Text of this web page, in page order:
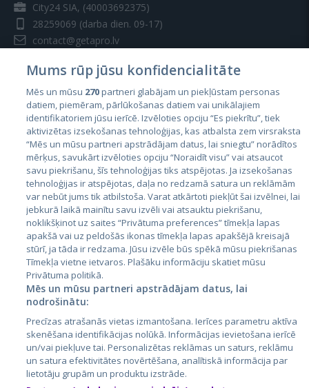
City24 SIA, (40003692375)
28259069 (darba dien. 09-17)
contact@getapro.lv
Valstis
Igaunija
Latvija
Lietuva
City24.lv
City24.ee
GetaPro.lv
GetaPro.ee
Skelbiu.lt
CVbankas.lt
Kainos.lt
Paslaugos.lt
auto24.ee
Mums rūp jūsu konfidencialitāte
Mēs un mūsu 270partneri glabājam un piekļūstam personas
datiem, piemēram, pārlūkošanas datiem vai unikālajiem
identifikatoriem jūsu ierīcē. Izvēloties opciju “Es piekrītu”, tiek
aktivizētas izsekošanas tehnoloģijas, kas atbalsta zem virsraksta
“Mēs un mūsu partneri apstrādājam datus, lai sniegtu” norādītos
mērķus, savukārt izvēloties opciju “Noraidīt visu” vai atsaucot
savu piekrišanu, šīs tehnoloģijas tiks atspējotas. Ja izsekošanas
tehnoloģijas ir atspējotas, daļa no redzamā satura un reklāmām
var nebūt jums tik atbilstoša. Varat atkārtoti piekļūt šai izvēlnei, lai
jebkurā laikā mainītu savu izvēli vai atsauktu piekrišanu,
noklikšķinot uz saites “Privātuma preferences” tīmekļa lapas
apakšā vai uz peldošās ikonas tīmekļa lapas apakšējā kreisajā
stūrī, ja tāda ir redzama. Jūsu izvēle būs spēkā mūsu piekrišanas
Tīmekļa vietne ietvaros. Plašāku informāciju skatiet mūsu
Privātuma politikā.
Mēs un mūsu partneri apstrādājam datus, lai
nodrošinātu:
Precīzas atrašanās vietas izmantošana. Ierīces parametru aktīva
skenēšana identifikācijas nolūkā. Informācijas ievietošana ierīcē
un/vai piekļuve tai. Personalizētas reklāmas un saturs, reklāmu
un satura efektivitātes novērtēšana, analītiskā informācija par
lietotāju grupām un produktu izstrāde.